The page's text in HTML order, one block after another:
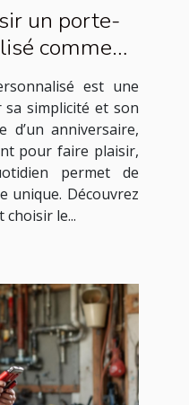
un porte-
comme
?
est une
simplicité et son
d’un anniversaire,
pour faire plaisir,
permet de
unique. Découvrez
choisir le...